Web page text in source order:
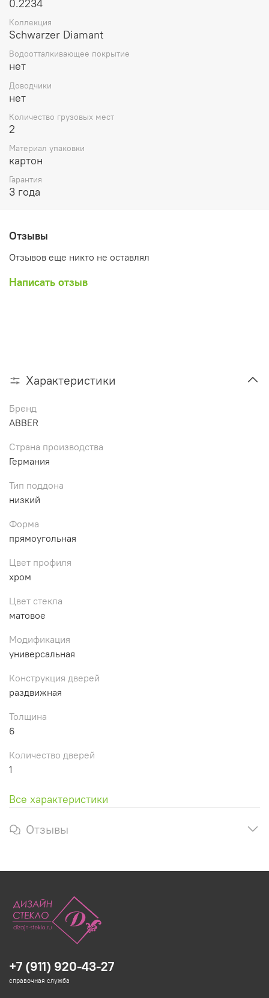
0.2234
Коллекция
Schwarzer Diamant
Водоотталкивающее покрытие
нет
Доводчики
нет
Количество грузовых мест
2
Материал упаковки
картон
Гарантия
3 года
Отзывы
Отзывов еще никто не оставлял
Написать отзыв
Характеристики
Бренд
ABBER
Страна производства
Германия
Тип поддона
низкий
Форма
прямоугольная
Цвет профиля
хром
Цвет стекла
матовое
Модификация
универсальная
Конструкция дверей
раздвижная
Толщина
6
Количество дверей
1
Все характеристики
Отзывы
+7 (911) 920-43-27
справочная служба